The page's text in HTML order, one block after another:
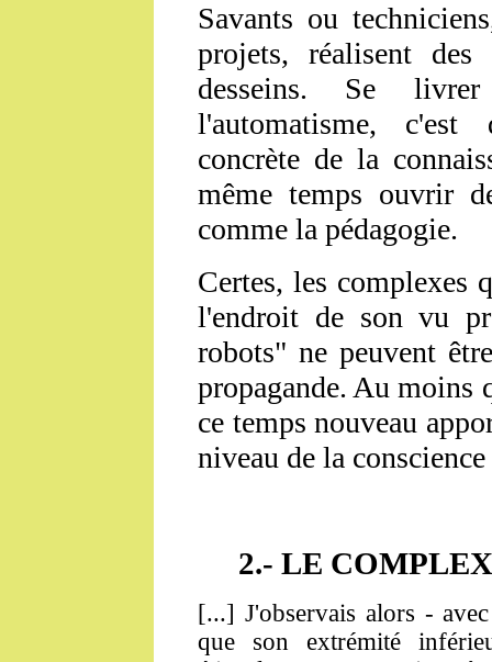
Savants ou
projets, réalisent
desseins. Se
l'automatisme,
concrète de la
même temps ouvrir
comme la pédagogie.
Certes, les complexes
l'endroit de son vu
robots" ne peuvent
propagande. Au moins
ce temps nouveau
niveau de la
2.- LE
[...] J'observais alors -
que son extrémité